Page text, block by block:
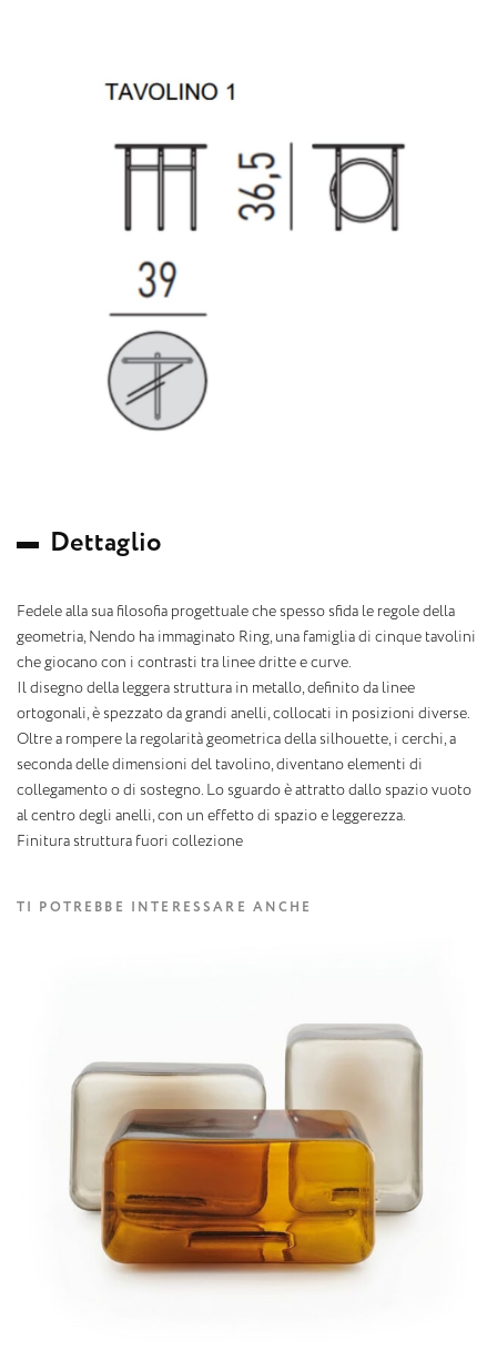
Dettaglio
Fedele alla sua filosofia progettuale che spesso sfida le regole della
geometria, Nendo ha immaginato Ring, una famiglia di cinque tavolini
che giocano con i contrasti tra linee dritte e curve.
Il disegno della leggera struttura in metallo, definito da linee
ortogonali, è spezzato da grandi anelli, collocati in posizioni diverse.
Oltre a rompere la regolarità geometrica della silhouette, i cerchi, a
seconda delle dimensioni del tavolino, diventano elementi di
collegamento o di sostegno. Lo sguardo è attratto dallo spazio vuoto
al centro degli anelli, con un effetto di spazio e leggerezza.
Finitura struttura fuori collezione
TI POTREBBE INTERESSARE ANCHE